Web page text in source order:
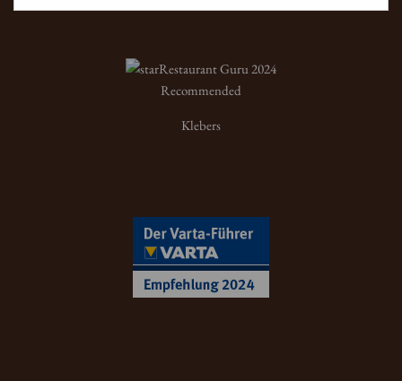
Restaurant Guru 2024
Recommended
Klebers